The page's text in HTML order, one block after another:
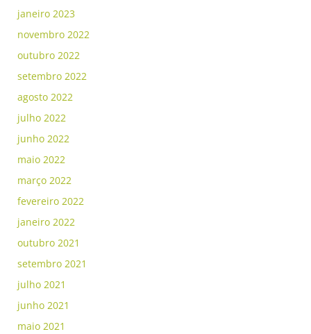
janeiro 2023
novembro 2022
outubro 2022
setembro 2022
agosto 2022
julho 2022
junho 2022
maio 2022
março 2022
fevereiro 2022
janeiro 2022
outubro 2021
setembro 2021
julho 2021
junho 2021
maio 2021